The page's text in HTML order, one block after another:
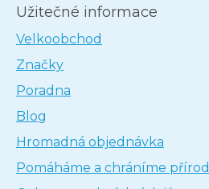
Užitečné informace
Velkoobchod
Značky
Poradna
Blog
Hromadná objednávka
Pomáháme a chráníme